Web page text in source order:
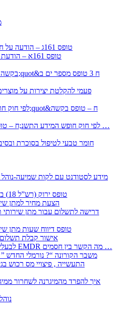
טופס 161ג – הודעה על חזרה מרצף פיצויים / קיצבה
טופס 161א – הודעת עובד עקב פרישה מעבודה
) 1998 ( לפי חוק חופש המידע התשנ;ח – טופס בקשה לקבלת …
חומר טבעי לטיפול בסוכרת
טופס ירוק (רש”ל 18) בקשה להוצאת רישיון נהיגה
2352 – הצעת מחיר
2356 – טופס דיווח שעות
2357 – אישור קבלת
– לבעלי עסקים ובעולם העבודה EMDR מה הקשר בין חסמים …
– משבר הקורונה “? נורמלי החדש ” ומהו ה